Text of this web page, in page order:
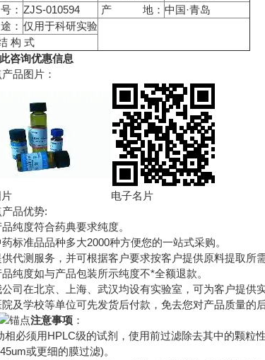
： ZJS-010594 产 地： 中国·青岛
： 仅用于科研实验
构 式
咨询优惠信息
产品图片：
电子名片
产品优势:
纯度符合药典要求纯度。
标准品品种多大2000种方便您的一站式采购。
代测服务，并可根据客户要求按客户提供原料提取所需
纯度如与产品包装所示纯度不*全额退款。
司在北京、上海、武汉均设有实验室，可为客户提供
及学校等单位可先发货后付款，免去您对产品质量的后
注意事项 ：
相必须用HPLC级的试剂，使用前过滤除去其中的颗粒
或更细的膜过滤)。